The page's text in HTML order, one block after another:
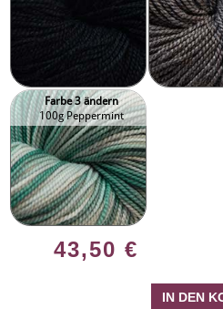
Farbe 3 ändern
100g Peppermint
43,50 €